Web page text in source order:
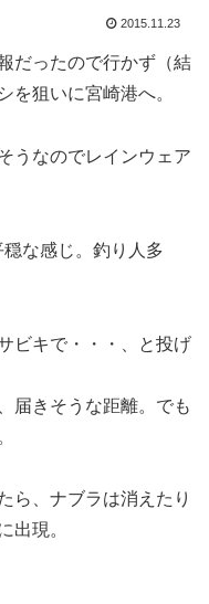
2015.11.23
だったので行かず（結
を狙いに宮崎港へ。
うなのでレインウェア
な感じ。釣り人多
ビキで・・・、と投げ
届きそうな距離。でも
ら、ナブラは消えたり
出現。